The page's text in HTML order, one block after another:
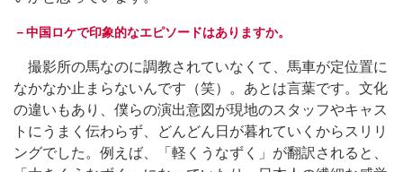
－中国ロケで印象的なエピソードはありますか。
撮影所の馬なのに調教されていなくて、馬車が定位置に
なかなか止まらないんです（笑）。あとは言葉です。文化
の違いもあり、僕らの演出意図が現地のスタッフやキャス
トにうまく伝わらず、どんどん日が暮れていくからスリリ
ングでした。例えば、「軽くうなずく」が翻訳されると、